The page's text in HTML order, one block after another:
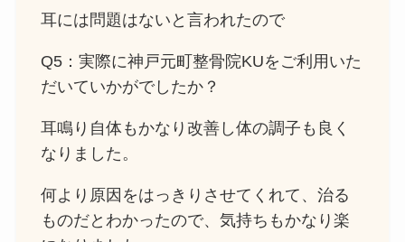
耳には問題はないと言われたので
Q5：実際に神戸元町整骨院KUをご利用いた
だいていかがでしたか？
耳鳴り自体もかなり改善し体の調子も良く
なりました。
何より原因をはっきりさせてくれて、治る
ものだとわかったので、気持ちもかなり楽